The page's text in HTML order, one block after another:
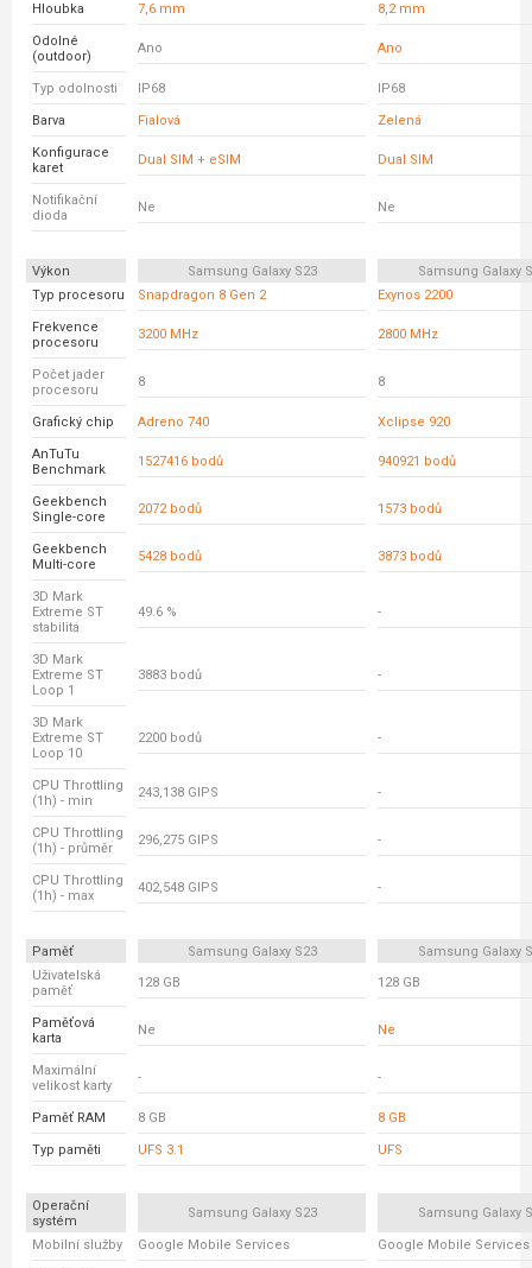
Hloubka 7,6 mm 8,2 mm
Odolné
(outdoor)
Ano Ano
Typ odolnosti IP68 IP68
Barva Fialová Zelená
Konfigurace
karet
Dual SIM + eSIM Dual SIM
Notifikační
dioda
Ne Ne
Výkon Samsung Galaxy S23
Samsung Galaxy
Typ procesoru
Snapdragon 8 Gen 2 Exynos 2200
Frekvence
procesoru
3200 MHz 2800 MHz
Počet jader
procesoru
8 8
Grafický chip Adreno 740 Xclipse 920
AnTuTu
Benchmark
1527416 bodů 940921 bodů
Geekbench
Single-core
2072 bodů 1573 bodů
Geekbench
Multi-core
5428 bodů 3873 bodů
3D Mark
Extreme ST
stabilita
49.6 % -
3D Mark
Extreme ST
Loop 1
3883 bodů -
3D Mark
Extreme ST
Loop 10
2200 bodů -
CPU Throttling
(1h) - min
243,138 GIPS -
CPU Throttling
(1h) - průměr
296,275 GIPS -
CPU Throttling
(1h) - max
402,548 GIPS -
Paměť Samsung Galaxy S23
Samsung Galaxy
Uživatelská
paměť
128 GB 128 GB
Paměťová
karta
Ne Ne
Maximální
velikost karty
- -
Paměť RAM 8 GB 8 GB
Typ paměti UFS 3.1 UFS
Operační
systém
Samsung Galaxy S23 Samsung Galaxy
Mobilní služby Google Mobile Services Google Mobile Services